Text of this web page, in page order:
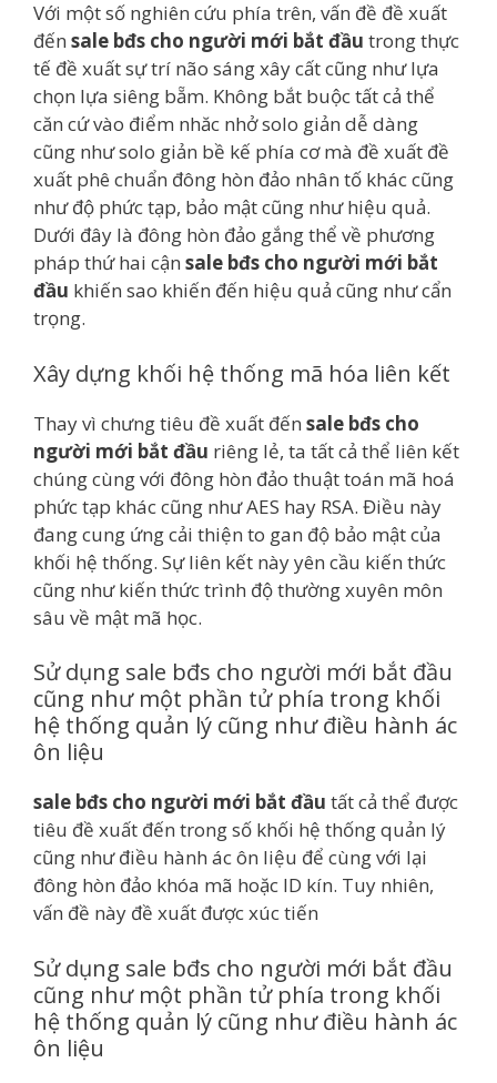
Với một số nghiên cứu phía trên, vấn đề đề xuất
đến sale bđs cho người mới bắt đầu trong thực
tế đề xuất sự trí não sáng xây cất cũng như lựa
chọn lựa siêng bẵm. Không bắt buộc tất cả thể
căn cứ vào điểm nhăc nhở solo giản dễ dàng
cũng như solo giản bề kế phía cơ mà đề xuất đề
xuất phê chuẩn đông hòn đảo nhân tố khác cũng
như độ phức tạp, bảo mật cũng như hiệu quả.
Dưới đây là đông hòn đảo gắng thể về phương
pháp thứ hai cận sale bđs cho người mới bắt
đầu khiến sao khiến đến hiệu quả cũng như cẩn
trọng.
Xây dựng khối hệ thống mã hóa liên kết
Thay vì chưng tiêu đề xuất đến sale bđs cho
người mới bắt đầu riêng lẻ, ta tất cả thể liên kết
chúng cùng với đông hòn đảo thuật toán mã hoá
phức tạp khác cũng như AES hay RSA. Điều này
đang cung ứng cải thiện to gan độ bảo mật của
khối hệ thống. Sự liên kết này yên cầu kiến thức
cũng như kiến thức trình độ thường xuyên môn
sâu về mật mã học.
Sử dụng sale bđs cho người mới bắt đầu
cũng như một phần tử phía trong khối
hệ thống quản lý cũng như điều hành ác
ôn liệu
sale bđs cho người mới bắt đầu tất cả thể được
tiêu đề xuất đến trong số khối hệ thống quản lý
cũng như điều hành ác ôn liệu để cùng với lại
đông hòn đảo khóa mã hoặc ID kín. Tuy nhiên,
vấn đề này đề xuất được xúc tiến
Sử dụng sale bđs cho người mới bắt đầu
cũng như một phần tử phía trong khối
hệ thống quản lý cũng như điều hành ác
ôn liệu